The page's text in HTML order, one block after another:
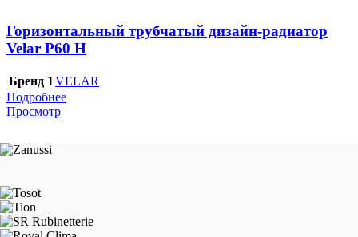
Горизонтальный трубчатый дизайн-радиатор
Velar P60 H
Бренд 1 VELAR
Подробнее
Просмотр